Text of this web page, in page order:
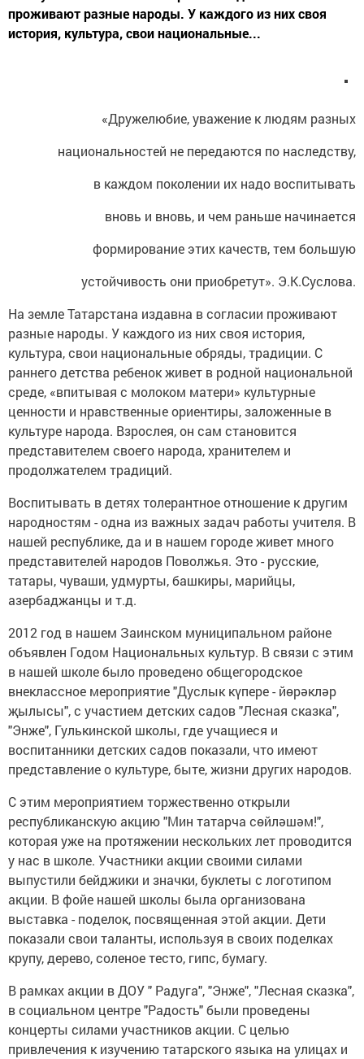
проживают разные народы. У каждого из них своя
история, культура, свои национальные...
«Дружелюбие, уважение к людям разных
национальностей не передаются по наследству,
в каждом поколении их надо воспитывать
вновь и вновь, и чем раньше начинается
формирование этих качеств, тем большую
устойчивость они приобретут». Э.К.Суслова.
На земле Татарстана издавна в согласии проживают
разные народы. У каждого из них своя история,
культура, свои национальные обряды, традиции. С
раннего детства ребенок живет в родной национальной
среде, «впитывая с молоком матери» культурные
ценности и нравственные ориентиры, заложенные в
культуре народа. Взрослея, он сам становится
представителем своего народа, хранителем и
продолжателем традиций.
Воспитывать в детях толерантное отношение к другим
народностям - одна из важных задач работы учителя. В
нашей республике, да и в нашем городе живет много
представителей народов Поволжья. Это - русские,
татары, чуваши, удмурты, башкиры, марийцы,
азербаджанцы и т.д.
2012 год в нашем Заинском муниципальном районе
объявлен Годом Национальных культур. В связи с этим
в нашей школе было проведено общегородское
внеклассное мероприятие "Дуслык күпере - йөрәкләр
җылысы", с участием детских садов "Лесная сказка",
"Энже", Гулькинской школы, где учащиеся и
воспитанники детских садов показали, что имеют
представление о культуре, быте, жизни других народов.
С этим мероприятием торжественно открыли
республиканскую акцию "Мин татарча сөйләшәм!",
которая уже на протяжении нескольких лет проводится
у нас в школе. Участники акции своими силами
выпустили бейджики и значки, буклеты с логотипом
акции. В фойе нашей школы была организована
выставка - поделок, посвященная этой акции. Дети
показали свои таланты, используя в своих поделках
крупу, дерево, соленое тесто, гипс, бумагу.
В рамках акции в ДОУ " Радуга", "Энже", "Лесная сказка",
в социальном центре "Радость" были проведены
концерты силами участников акции. С целью
привлечения к изучению татарского языка на улицах и